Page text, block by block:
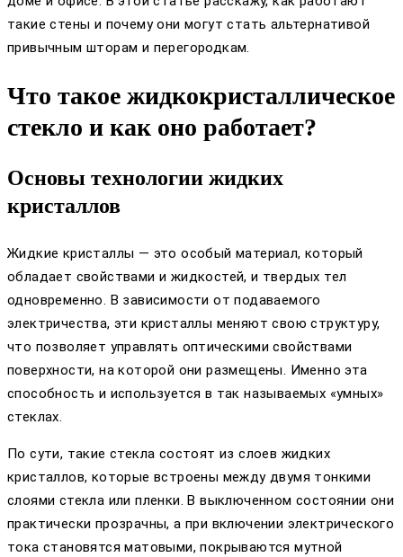
такие стены и почему они могут стать альтернативой
привычным шторам и перегородкам.
Что такое жидкокристаллическое
стекло и как оно работает?
Основы технологии жидких
кристаллов
Жидкие кристаллы — это особый материал, который
обладает свойствами и жидкостей, и твердых тел
одновременно. В зависимости от подаваемого
электричества, эти кристаллы меняют свою структуру,
что позволяет управлять оптическими свойствами
поверхности, на которой они размещены. Именно эта
способность и используется в так называемых «умных»
стеклах.
По сути, такие стекла состоят из слоев жидких
кристаллов, которые встроены между двумя тонкими
слоями стекла или пленки. В выключенном состоянии они
практически прозрачны, а при включении электрического
тока становятся матовыми, покрываются мутной